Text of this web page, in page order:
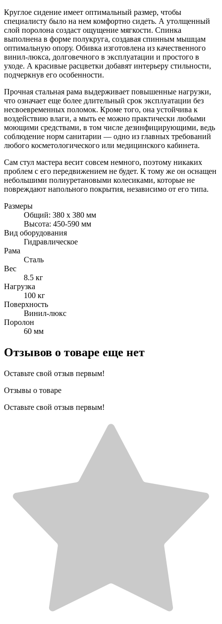
Круглое сидение имеет оптимальный размер, чтобы
специалисту было на нем комфортно сидеть. А утолщенный
слой поролона создаст ощущение мягкости. Спинка
выполнена в форме полукруга, создавая спинным мышцам
оптимальную опору. Обивка изготовлена из качественного
винил-люкса, долговечного в эксплуатации и простого в
уходе. А красивые расцветки добавят интерьеру стильности,
подчеркнув его особенности.
Прочная стальная рама выдерживает повышенные нагрузки,
что означает еще более длительный срок эксплуатации без
несвоевременных поломок. Кроме того, она устойчива к
воздействию влаги, а мыть ее можно практически любыми
моющими средствами, в том числе дезинфицирующими, ведь
соблюдение норм санитарии — одно из главных требований
любого косметологического или медицинского кабинета.
Сам стул мастера весит совсем немного, поэтому никаких
проблем с его передвижением не будет. К тому же он оснащен
небольшими полиуретановыми колесиками, которые не
повреждают напольного покрытия, независимо от его типа.
Размеры
Общий: 380 х 380 мм
Высота: 450-590 мм
Вид оборудования
Гидравлическое
Рама
Сталь
Вес
8.5 кг
Нагрузка
100 кг
Поверхность
Винил-люкс
Поролон
60 мм
Отзывов о товаре еще нет
Оставьте свой отзыв первым!
Отзывы о товаре
Оставьте свой отзыв первым!